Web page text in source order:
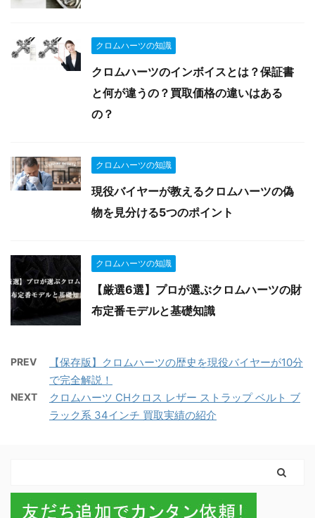
クロムハーツの知識
クロムハーツのインボイスとは？保証書
と何が違うの？買取価格の違いはある
の？
クロムハーツの知識
現役バイヤーが教えるクロムハーツの偽
物を見分ける5つのポイント
クロムハーツの知識
【厳選6選】プロが選ぶクロムハーツの財
布定番モデルと基礎知識
PREV
【保存版】クロムハーツの歴史を現役バイヤーが10分
で完全解説！
NEXT
クロムハーツ CHクロス レザー ストラップ ベルト ブ
ラック系 34インチ 買取実績の紹介